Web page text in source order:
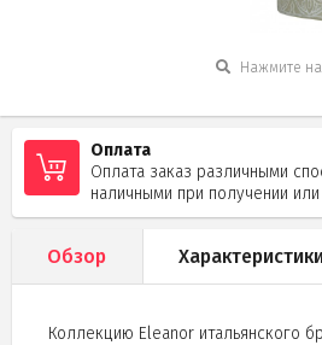
Нажмите
Оплата
Оплата заказ различными
наличными при получении
Обзор
Коллекцию Eleanor итальянского